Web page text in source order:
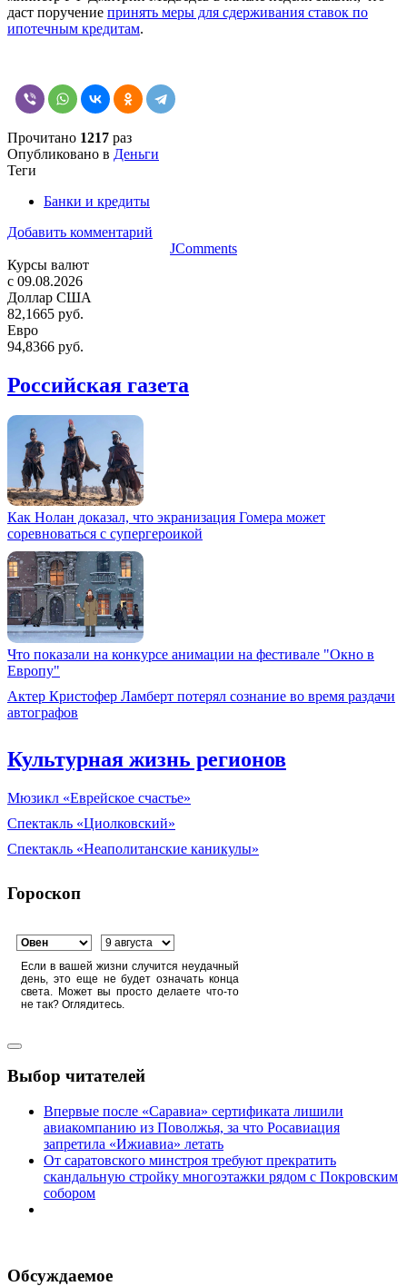
даст поручение принять меры для сдерживания ставок по
ипотечным кредитам.
Прочитано 1217 раз
Опубликовано в Деньги
Теги
Банки и кредиты
Добавить комментарий
JComments
Курсы валют
c 09.08.2026
Доллар США
82,1665 руб.
Евро
94,8366 руб.
Российская газета
Как Нолан доказал, что экранизация Гомера может
соревноваться с супергероикой
Что показали на конкурсе анимации на фестивале "Окно в
Европу"
Актер Кристофер Ламберт потерял сознание во время раздачи
автографов
Культурная жизнь регионов
Мюзикл «Еврейское счастье»
Спектакль «Циолковский»
Спектакль «Неаполитанские каникулы»
Гороскоп
Если в вашей жизни случится неудачный
день, это еще не будет означать конца
света. Может вы просто делаете что-то
не так? Оглядитесь.
Выбор читателей
Впервые после «Саравиа» сертификата лишили
авиакомпанию из Поволжья, за что Росавиация
запретила «Ижиавиа» летать
От саратовского минстроя требуют прекратить
скандальную стройку многоэтажки рядом с Покровским
собором
Обсуждаемое